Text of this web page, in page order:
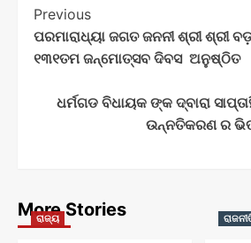
Post
Navigation
Previous
ପରମାରାଧ୍ୟା ଜଗତ ଜନନୀ ଶ୍ରୀ ଶ୍ରୀ
୧୩୧ତମ ଜନ୍ମୋତ୍ସବ ଦିବସ ଅନୁଷ୍ଠିତ
ଧର୍ମଗଡ ବିଧାୟକ ଙ୍କ ଦ୍ବାରା
ଉନ୍ନତିକରଣ ର
More Stories
ରାଜ୍ୟ